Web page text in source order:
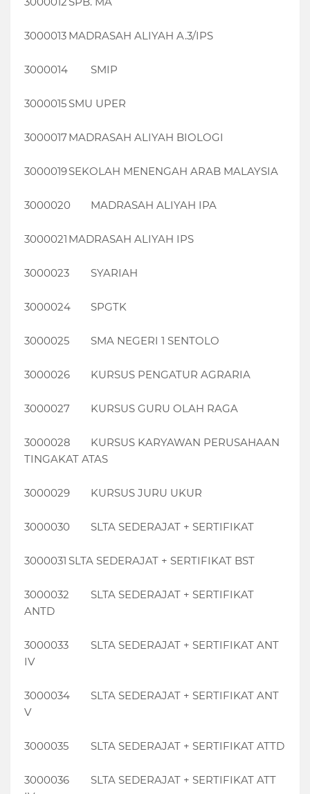
3000013 MADRASAH ALIYAH A.3/IPS
3000014 SMIP
3000015 SMU UPER
3000017MADRASAH ALIYAH BIOLOGI
3000019SEKOLAH MENENGAH ARAB MALAYSIA
3000020 MADRASAH ALIYAH IPA
3000021 MADRASAH ALIYAH IPS
3000023 SYARIAH
3000024 SPGTK
3000025 SMA NEGERI 1 SENTOLO
3000026 KURSUS PENGATUR AGRARIA
3000027 KURSUS GURU OLAH RAGA
3000028
KURSUS KARYAWAN PERUSAHAAN
TINGAKAT ATAS
3000029 KURSUS JURU UKUR
3000030 SLTA SEDERAJAT + SERTIFIKAT
3000031 SLTA SEDERAJAT + SERTIFIKAT BST
3000032
SLTA SEDERAJAT + SERTIFIKAT
ANTD
3000033
SLTA SEDERAJAT + SERTIFIKAT ANT
IV
3000034
SLTA SEDERAJAT + SERTIFIKAT ANT
V
3000035 SLTA SEDERAJAT + SERTIFIKAT ATTD
3000036
SLTA SEDERAJAT + SERTIFIKAT ATT